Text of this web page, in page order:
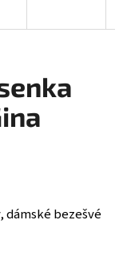
bezešvé